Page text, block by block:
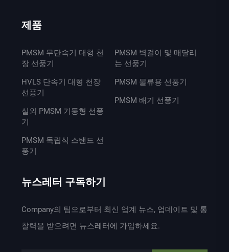
제품
PMSM 무단속기 대형 천
장 선풍기
HVLS 단속기 대형 천장
선풍기
실외 PMSM 기둥형 선풍
기
PMSM 독립식 스탠드 선
풍기
PMSM 벽걸이 및 매달리
는 선풍기
PMSM 물류용 선풍기
PMSM 배기 선풍기
뉴스레터 구독하기
Company의 팀으로부터 최신 업계 뉴스, 업데이트 및 통
찰력을 받으려면 뉴스레터에 가입하세요.